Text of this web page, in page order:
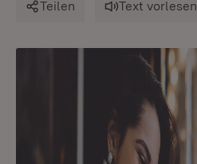
Teilen Text vorlesen